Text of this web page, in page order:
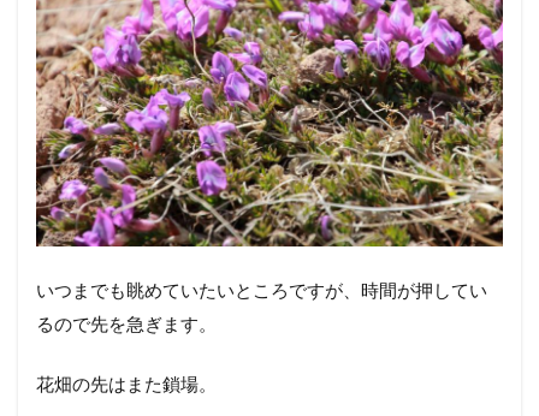
同じ場所にオヤマノエンドウも咲いています。